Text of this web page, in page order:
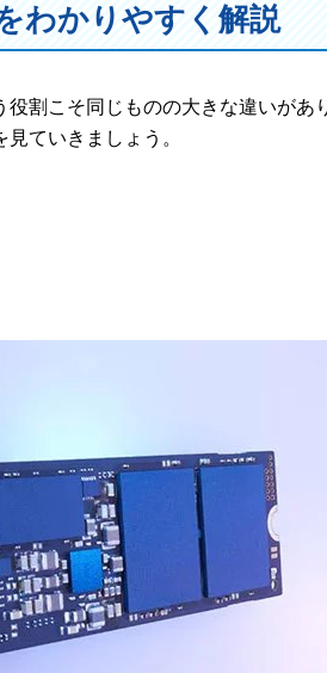
わかりやすく解説
割こそ同じものの大きな違いがあ
ていきましょう。